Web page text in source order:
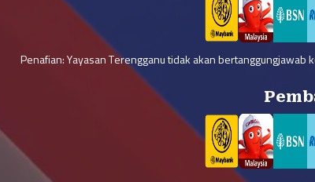
Penafian: Yayasan Terengganu tidak akan